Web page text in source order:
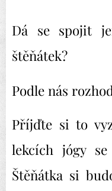
Dá se spojit
štěňátek?
Podle nás
Příjďte si to
lekcích jógy
Štěňátka si